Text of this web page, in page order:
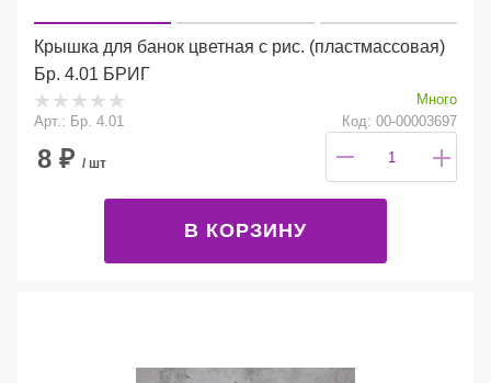
Крышка для банок цветная с рис. (пластмассовая)
Бр. 4.01 БРИГ
Много
Арт.: Бр. 4.01
Код: 00-00003697
8 ₽ / шт
В КОРЗИНУ